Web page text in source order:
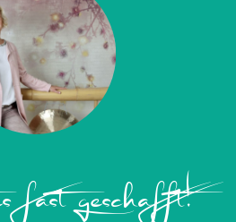
fast geschafft!